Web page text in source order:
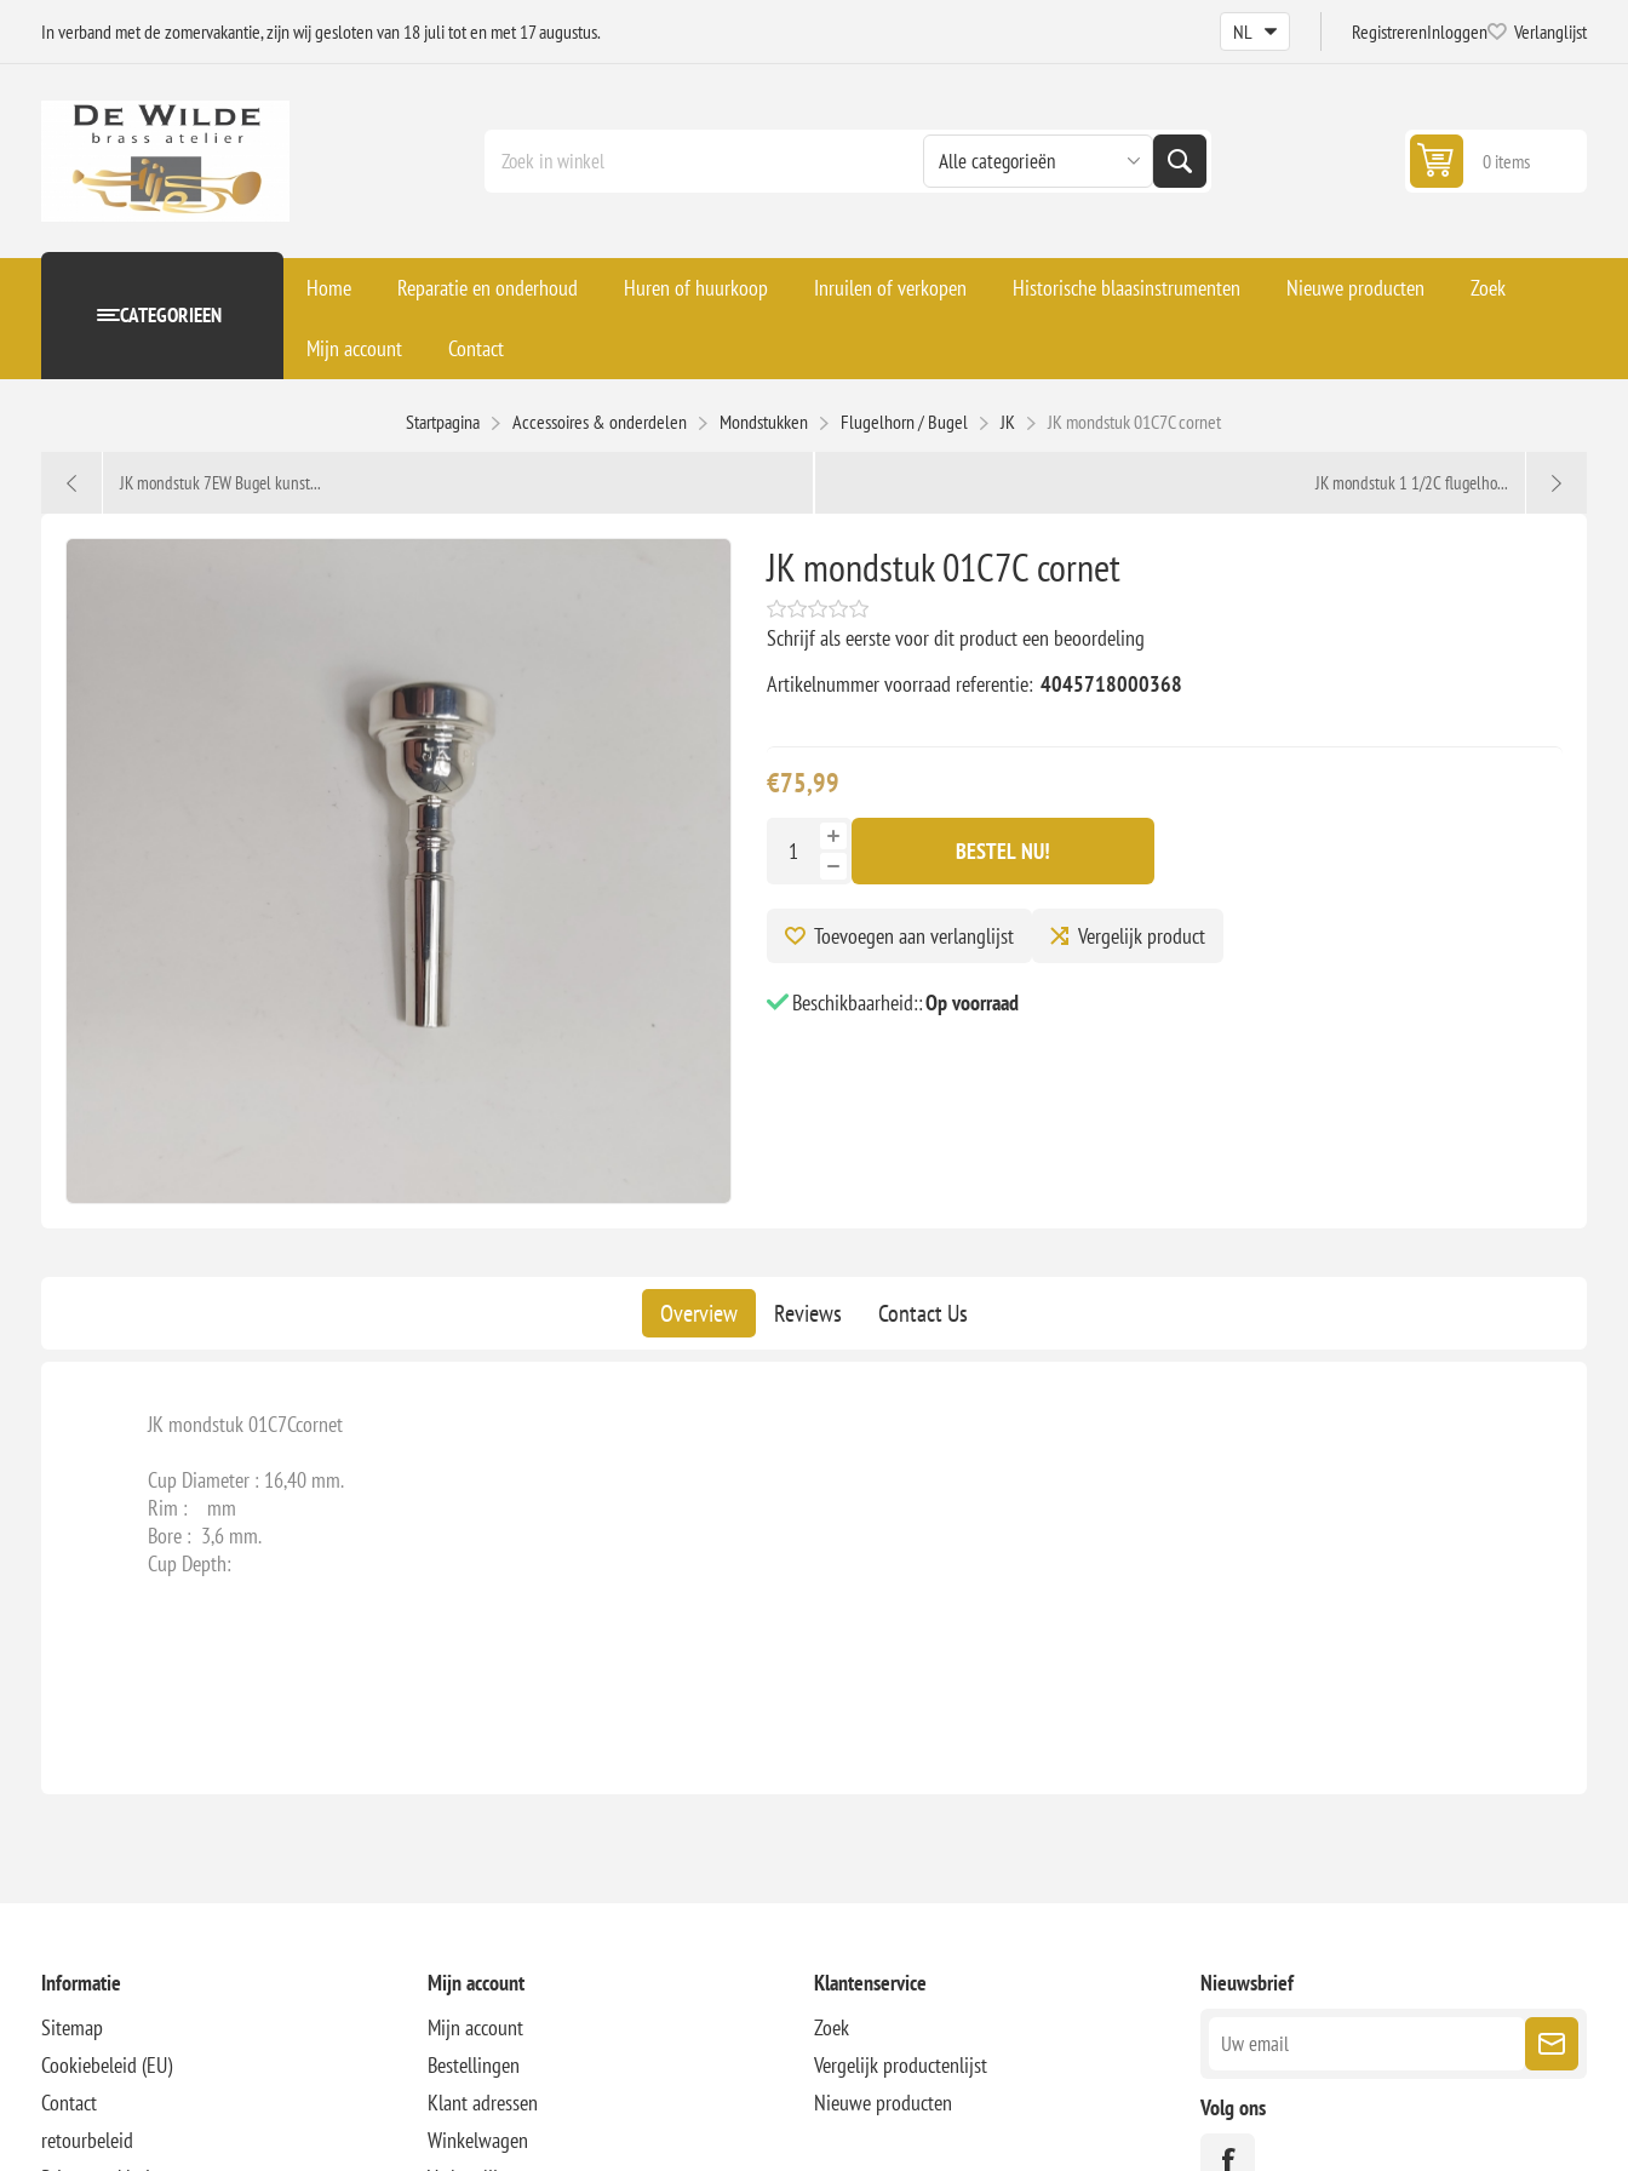
In verband met de zomervakantie, zijn wij gesloten van 18 juli tot en met 17 augustus. RegistrerenInloggen Verlanglijst
0 items
CATEGORIEEN
Home Reparatie en onderhoud Huren of huurkoop Inruilen of verkopen Historische blaasinstrumenten Nieuwe producten Zoek
Mijn account Contact
Startpagina Accessoires & onderdelen Mondstukken Flugelhorn / Bugel JK JK mondstuk 01C7C cornet
JK mondstuk 7EW Bugel kunst... JK mondstuk 1 1/2C flugelho...
JK mondstuk 01C7C cornet
Schrijf als eerste voor dit product een beoordeling
Artikelnummer voorraad referentie: 4045718000368
€75,99
BESTEL NU!
Toevoegen aan verlanglijst Vergelijk product
Beschikbaarheid::Op voorraad
Overview Reviews Contact Us
JK mondstuk 01C7Ccornet
Cup Diameter : 16,40 mm.
Rim : mm
Bore : 3,6 mm.
Cup Depth:
Informatie
Sitemap
Cookiebeleid (EU)
Contact
retourbeleid
Mijn account
Mijn account
Bestellingen
Klant adressen
Winkelwagen
Klantenservice
Zoek
Vergelijk productenlijst
Nieuwe producten
Nieuwsbrief
Volg ons